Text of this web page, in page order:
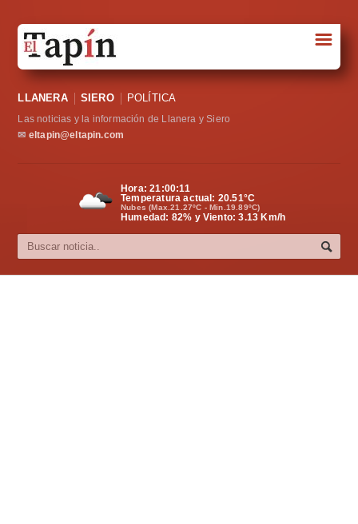
Sociedad
Política
Cultura
☰
LLANERA SIERO POLÍTICA
Las noticias y la información de Llanera y Siero
✉ eltapin@eltapin.com
Hora:21:00:12
Temperatura actual: 20.51°C
Nubes (Max.21.27ºC - Min.19.89ºC)
Humedad: 82% y Viento: 3.13 Km/h